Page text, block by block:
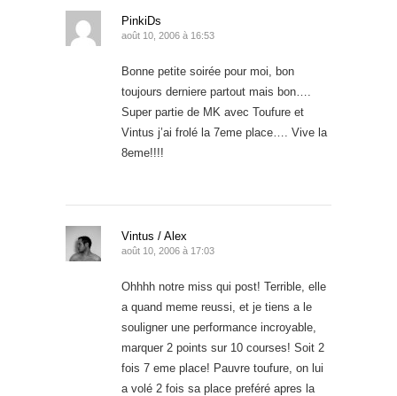
PinkiDs
août 10, 2006 à 16:53
Bonne petite soirée pour moi, bon
toujours derniere partout mais bon….
Super partie de MK avec Toufure et
Vintus j’ai frolé la 7eme place…. Vive la
8eme!!!!
Vintus / Alex
août 10, 2006 à 17:03
Ohhhh notre miss qui post! Terrible, elle
a quand meme reussi, et je tiens a le
souligner une performance incroyable,
marquer 2 points sur 10 courses! Soit 2
fois 7 eme place! Pauvre toufure, on lui
a volé 2 fois sa place preféré apres la